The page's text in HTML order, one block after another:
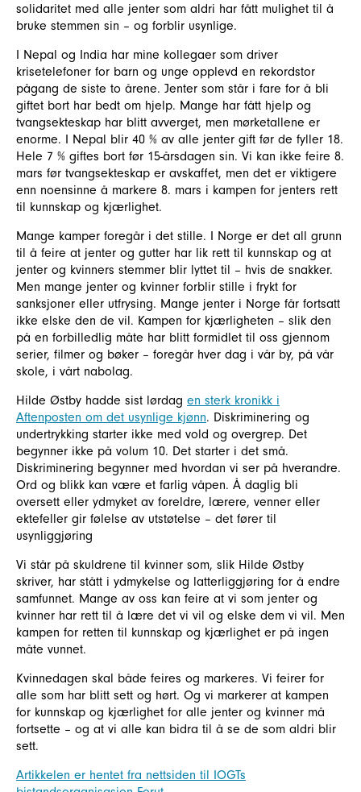
solidaritet med alle jenter som aldri har fått mulighet til å
bruke stemmen sin – og forblir usynlige.
I Nepal og India har mine kollegaer som driver
krisetelefoner for barn og unge opplevd en rekordstor
pågang de siste to årene. Jenter som står i fare for å bli
giftet bort har bedt om hjelp. Mange har fått hjelp og
tvangsekteskap har blitt avverget, men mørketallene er
enorme. I Nepal blir 40 % av alle jenter gift før de fyller 18.
Hele 7 % giftes bort før 15-årsdagen sin. Vi kan ikke feire 8.
mars før tvangsekteskap er avskaffet, men det er viktigere
enn noensinne å markere 8. mars i kampen for jenters rett
til kunnskap og kjærlighet.
Mange kamper foregår i det stille. I Norge er det all grunn
til å feire at jenter og gutter har lik rett til kunnskap og at
jenter og kvinners stemmer blir lyttet til – hvis de snakker.
Men mange jenter og kvinner forblir stille i frykt for
sanksjoner eller utfrysing. Mange jenter i Norge får fortsatt
ikke elske den de vil. Kampen for kjærligheten – slik den
på en forbilledlig måte har blitt formidlet til oss gjennom
serier, filmer og bøker – foregår hver dag i vår by, på vår
skole, i vårt nabolag.
Hilde Østby hadde sist lørdag en sterk kronikk i
Aftenposten om det usynlige kjønn. Diskriminering og
undertrykking starter ikke med vold og overgrep. Det
begynner ikke på volum 10. Det starter i det små.
Diskriminering begynner med hvordan vi ser på hverandre.
Ord og blikk kan være et farlig våpen. Å daglig bli
oversett eller ydmyket av foreldre, lærere, venner eller
ektefeller gir følelse av utstøtelse – det fører til
usynliggjøring
Vi står på skuldrene til kvinner som, slik Hilde Østby
skriver, har stått i ydmykelse og latterliggjøring for å endre
samfunnet. Mange av oss kan feire at vi som jenter og
kvinner har rett til å lære det vi vil og elske dem vi vil. Men
kampen for retten til kunnskap og kjærlighet er på ingen
måte vunnet.
Kvinnedagen skal både feires og markeres. Vi feirer for
alle som har blitt sett og hørt. Og vi markerer at kampen
for kunnskap og kjærlighet for alle jenter og kvinner må
fortsette – og at vi alle kan bidra til å se de som aldri blir
sett.
Artikkelen er hentet fra nettsiden til IOGTs